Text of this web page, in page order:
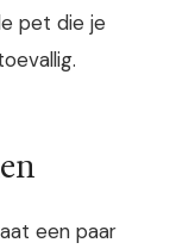
pet die je
een paar